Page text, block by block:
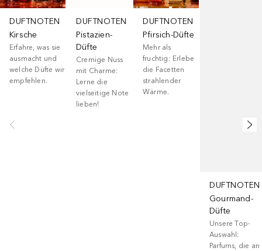
DUFTNOTEN
Kirsche
Erfahre, was sie
ausmacht und
welche Düfte wir
empfehlen.
DUFTNOTEN
Pistazien-
Düfte
Cremige Nuss
mit Charme:
Lerne die
vielseitige Note
lieben!
DUFTNOTEN
Pfirsich-Düfte
Mehr als
fruchtig: Erlebe
die Facetten
strahlender
Wärme.
DUFTNOTEN
Gourmand-
Düfte
Unsere Top-
Auswahl:
Parfums, die an